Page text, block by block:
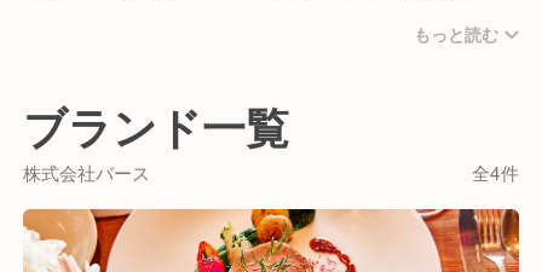
それはラーメンであっても、和食でもイタリアンでも
お客様の最高の笑顔のために。
もっと読む
ブランド一覧
株式会社バース 全4件